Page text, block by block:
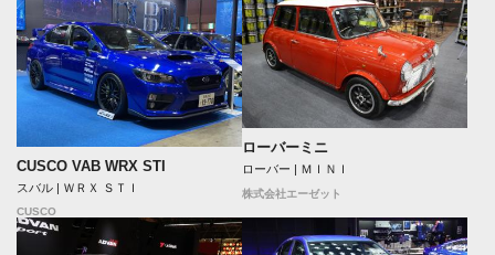
CUSCO VAB WRX STI
スバル | ＷＲＸ ＳＴＩ
CUSCO
ローバーミニ
ローバー | ＭＩＮＩ
株式会社エーゼット